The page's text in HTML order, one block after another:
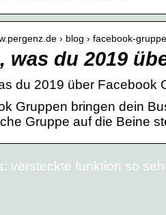
› blog › facebook-
was du 2019
du 2019 über Facebook
Gruppen bringen dein
Gruppe auf die Beine
versteckte funktion so